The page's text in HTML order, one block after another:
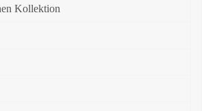
Kollektion